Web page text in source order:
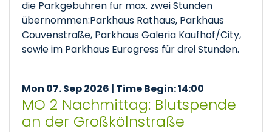
die Parkgebühren für max. zwei Stunden
übernommen:Parkhaus Rathaus, Parkhaus
Couvenstraße, Parkhaus Galeria Kaufhof/City,
sowie im Parkhaus Eurogress für drei Stunden.
Mon 07. Sep 2026 | Time Begin: 14:00
MO 2 Nachmittag: Blutspende
an der Großkölnstraße